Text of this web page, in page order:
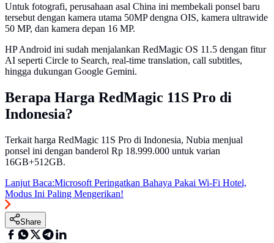
Untuk fotografi, perusahaan asal China ini membekali ponsel baru
tersebut dengan kamera utama 50MP dengna OIS, kamera ultrawide
50 MP, dan kamera depan 16 MP.
HP Android ini sudah menjalankan RedMagic OS 11.5 dengan fitur
AI seperti Circle to Search, real-time translation, call subtitles,
hingga dukungan Google Gemini.
Berapa Harga RedMagic 11S Pro di
Indonesia?
Terkait harga RedMagic 11S Pro di Indonesia, Nubia menjual
ponsel ini dengan banderol Rp 18.999.000 untuk varian
16GB+512GB.
Lanjut Baca:Microsoft Peringatkan Bahaya Pakai Wi-Fi Hotel,
Modus Ini Paling Mengerikan!
Share